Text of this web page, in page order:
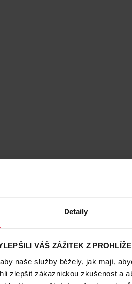
Detaily
VÁŠ ZÁŽITEK Z
naše služby běžely, jak mají,
zlepšit zákaznickou zkušenost a